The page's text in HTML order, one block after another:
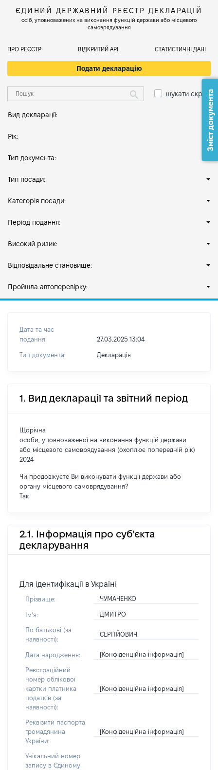
ЄДИНИЙ ДЕРЖАВНИЙ РЕЄСТР ДЕКЛАРАЦІЙ
осіб, уповноважених на виконання функцій держави або місцевого
самоврядування
ПРО РЕЄСТР ВІДКРИТИЙ АРІ СТАТИСТИЧНІ ДАНІ
Подати декларацію
шукати скрізь
Вид декларації:
Рік:
Тип документа:
Тип посади:
Категорія посади:
Період подання:
Високий ризик:
Відповідальне становище:
Пройшла автоперевірку:
Дата та час
подання:
27.03.2025 13:04
Тип документа: Декларація
1. Вид декларації та звітний період
Щорічна
особи, уповноваженої на виконання функцій держави
або місцевого самоврядування (охоплює попередній рік)
2024
Чи продовжуєте Ви виконувати функції держави або
органу місцевого самоврядування?
Так
2.1. Інформація про суб'єкта
декларування
Для ідентифікації в Україні
Прізвище: ЧУМАЧЕНКО
Імʼя: ДМИТРО
По батькові (за
наявності):
СЕРГІЙОВИЧ
Дата народження: [Конфіденційна інформація]
Реєстраційний
номер облікової
картки платника
податків (за
наявності):
[Конфіденційна інформація]
Реквізити паспорта
громадянина
України:
[Конфіденційна інформація]
Унікальний номер
запису в Єдиному
Зміст документа